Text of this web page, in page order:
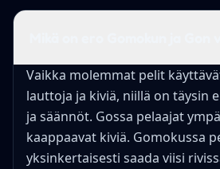
Vaikka molemmat pelit
lauttoja ja kiviä, niillä on täysin
ja säännöt. Gossa pelaajat
kaappaavat kiviä. Gomokussa
yksinkertaisesti saada viisi